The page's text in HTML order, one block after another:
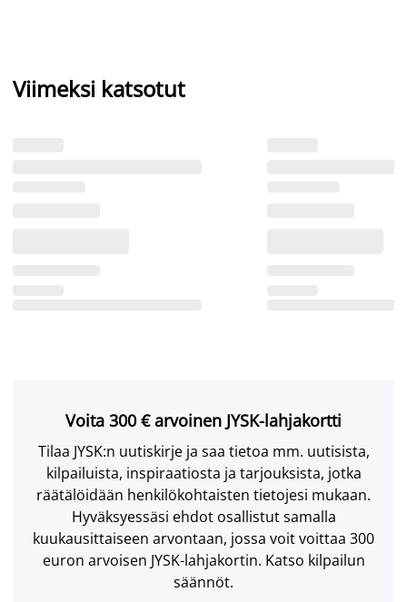
Viimeksi katsotut
Voita 300 € arvoinen JYSK-lahjakortti
Tilaa JYSK:n uutiskirje ja saa tietoa mm. uutisista,
kilpailuista, inspiraatiosta ja tarjouksista, jotka
räätälöidään henkilökohtaisten tietojesi mukaan.
Hyväksyessäsi ehdot osallistut samalla
kuukausittaiseen arvontaan, jossa voit voittaa 300
euron arvoisen JYSK-lahjakortin. Katso kilpailun
säännöt.